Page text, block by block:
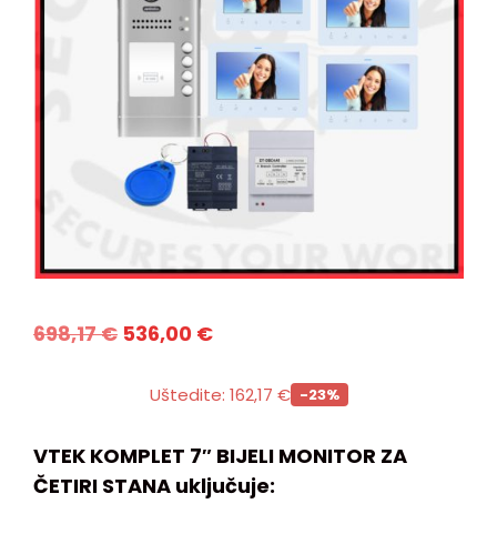
698,17€ 536,00 €
Uštedite: 162,17 € -23%
VTEK KOMPLET 7″ BIJELI MONITOR ZA
ČETIRI STANA uključuje: